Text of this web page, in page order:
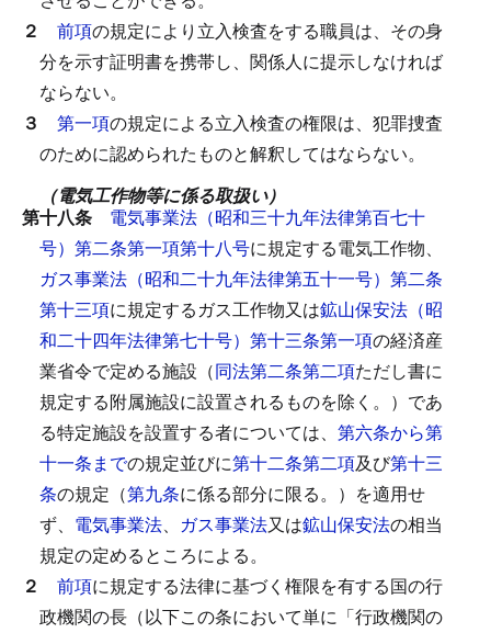
２ 前項の規定により立入検査をする職員は、その身
分を示す証明書を携帯し、関係人に提示しなければ
ならない。
３ 第一項の規定による立入検査の権限は、犯罪捜査
のために認められたものと解釈してはならない。
（電気工作物等に係る取扱い）
第十八条 電気事業法（昭和三十九年法律第百七十
号）第二条第一項第十八号に規定する電気工作物、
ガス事業法（昭和二十九年法律第五十一号）第二条
第十三項に規定するガス工作物又は鉱山保安法（昭
和二十四年法律第七十号）第十三条第一項の経済産
業省令で定める施設（同法第二条第二項ただし書に
規定する附属施設に設置されるものを除く。）であ
る特定施設を設置する者については、 第六条から第
十一条までの規定並びに第十二条第二項及び第十三
条の規定（第九条に係る部分に限る。）を適用せ
ず、 電気事業法、 ガス事業法又は鉱山保安法の相当
規定の定めるところによる。
２ 前項に規定する法律に基づく権限を有する国の行
政機関の長（以下この条において単に「行政機関の